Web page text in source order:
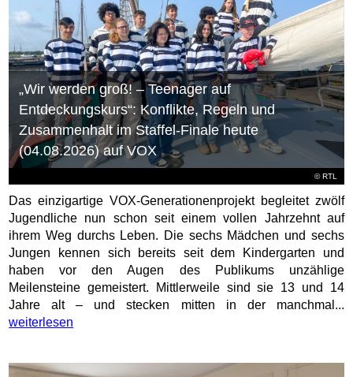
©RTL
„Wir werden groß! – Teenager auf
Entdeckungskurs“: Konflikte, Regeln und
Zusammenhalt im Staffel-Finale heute
(04.08.2026) auf VOX
Das einzigartige VOX-Generationenprojekt begleitet zwölf
Jugendliche nun schon seit einem vollen Jahrzehnt auf
ihrem Weg durchs Leben. Die sechs Mädchen und sechs
Jungen kennen sich bereits seit dem Kindergarten und
haben vor den Augen des Publikums unzählige
Meilensteine gemeistert. Mittlerweile sind sie 13 und 14
Jahre alt – und stecken mitten in der manchmal...
weiterlesen